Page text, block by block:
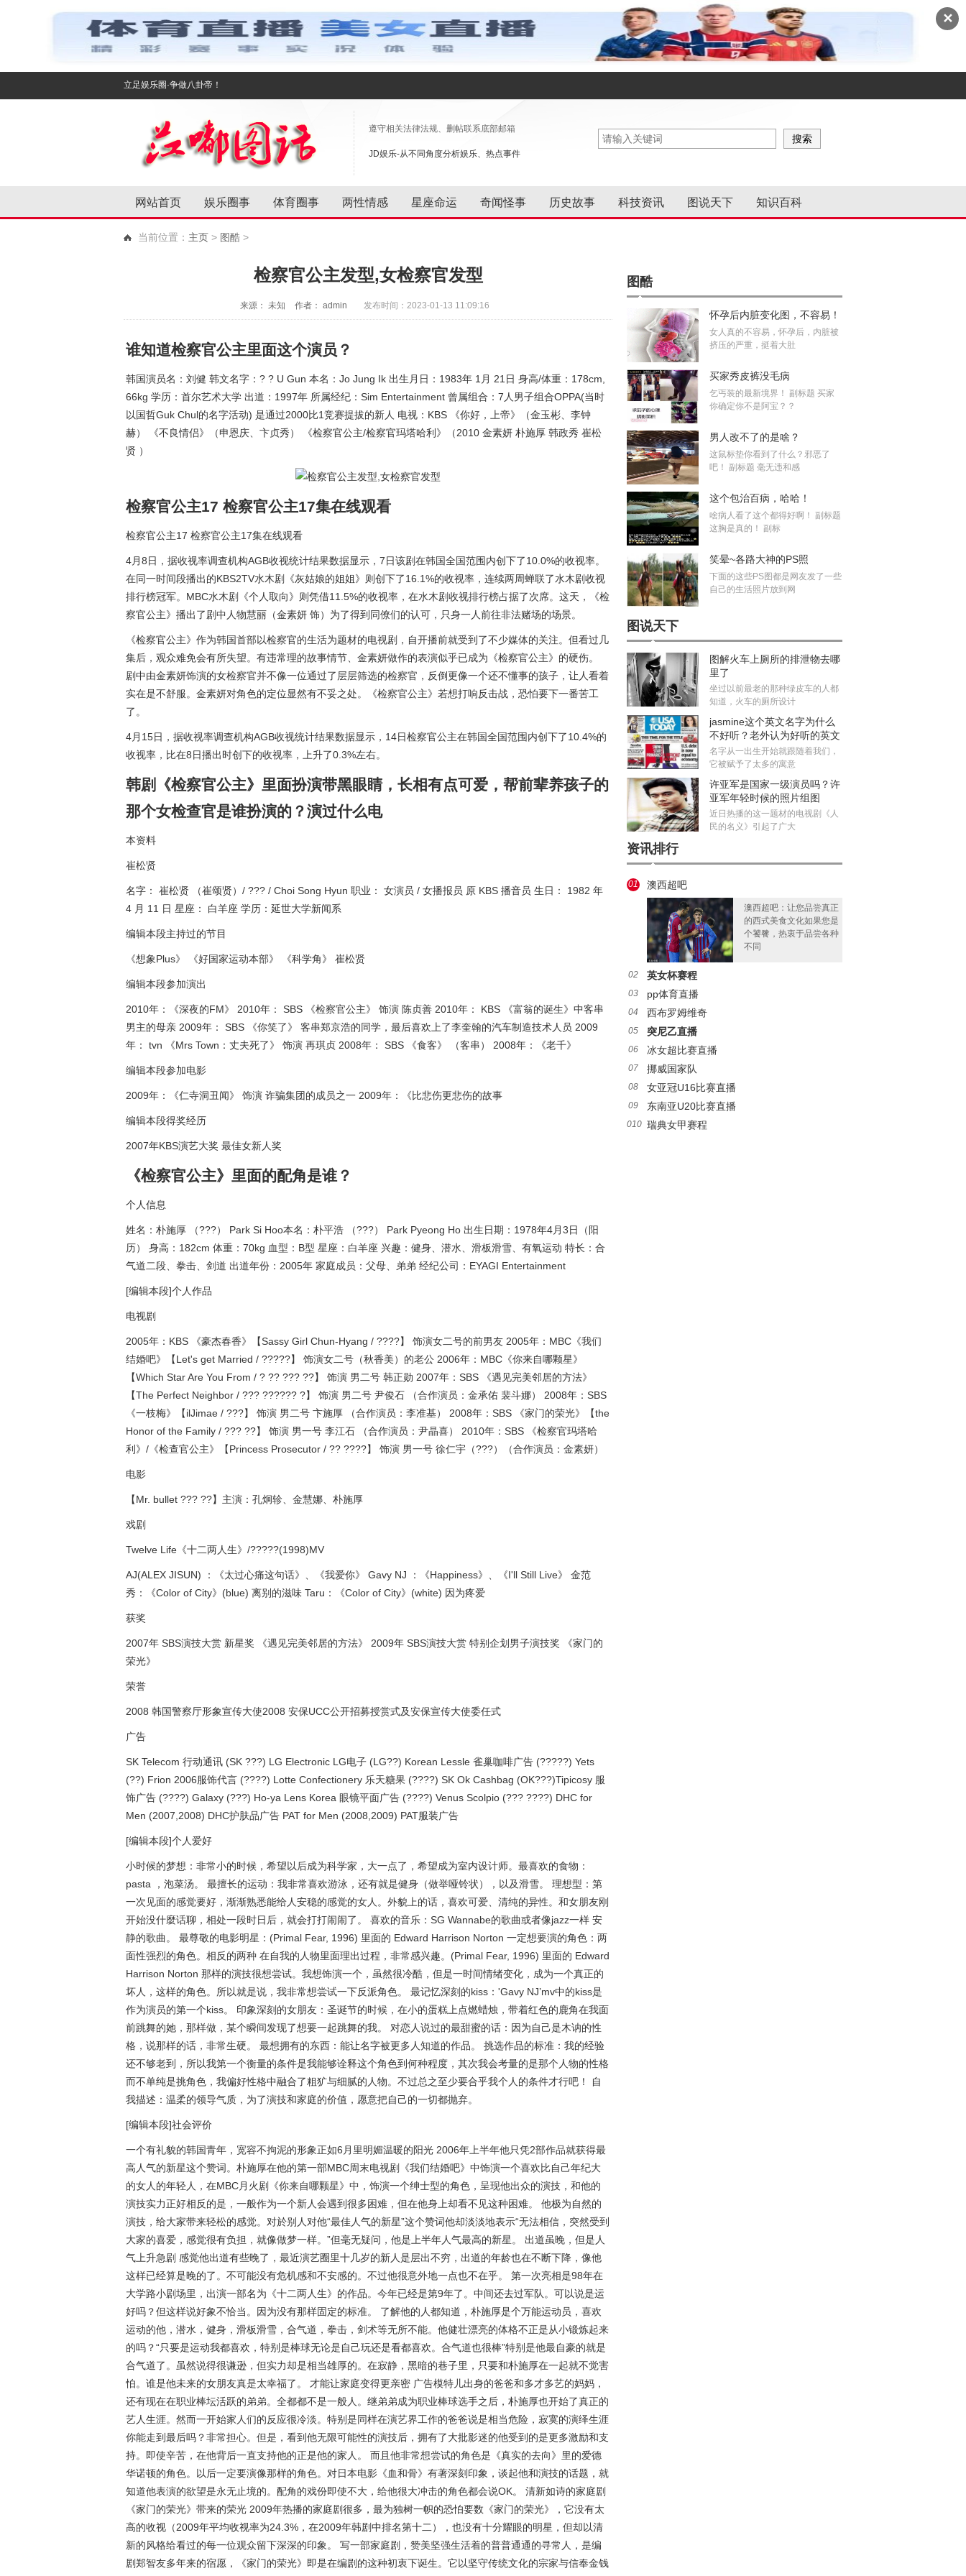
✕
立足娱乐圈·争做八卦帝！
遵守相关法律法规、删帖联系底部邮箱
JD娱乐-从不同角度分析娱乐、热点事件
网站首页 娱乐圈事 体育圈事 两性情感 星座命运 奇闻怪事 历史故事 科技资讯 图说天下 知识百科
当前位置： 主页 > 图酷 >
检察官公主发型,女检察官发型
来源： 未知 作者： admin 发布时间：2023-01-13 11:09:16
谁知道检察官公主里面这个演员？
韩国演员名：刘健 韩文名字：? ? U Gun 本名：Jo Jung Ik 出生月日：1983年 1月 21日 身高/体重：178cm,
66kg 学历：首尔艺术大学 出道：1997年 所属经纪：Sim Entertainment 曾属组合：7人男子组合OPPA(当时
以国哲Guk Chul的名字活动) 是通过2000比1竞赛提拔的新人 电视：KBS 《你好，上帝》（金玉彬、李钟
赫） 《不良情侣》（申恩庆、卞贞秀） 《检察官公主/检察官玛塔哈利》（2010 金素妍 朴施厚 韩政秀 崔松
贤 ）
检察官公主17 检察官公主17集在线观看
检察官公主17 检察官公主17集在线观看
4月8日，据收视率调查机构AGB收视统计结果数据显示，7日该剧在韩国全国范围内创下了10.0%的收视率。
在同一时间段播出的KBS2TV水木剧《灰姑娘的姐姐》则创下了16.1%的收视率，连续两周蝉联了水木剧收视
排行榜冠军。MBC水木剧《个人取向》则凭借11.5%的收视率，在水木剧收视排行榜占据了次席。这天，《检
察官公主》播出了剧中人物慧丽（金素妍 饰）为了得到同僚们的认可，只身一人前往非法赌场的场景。
《检察官公主》作为韩国首部以检察官的生活为题材的电视剧，自开播前就受到了不少媒体的关注。但看过几
集后，观众难免会有所失望。有违常理的故事情节、金素妍做作的表演似乎已成为《检察官公主》的硬伤。
剧中由金素妍饰演的女检察官并不像一位通过了层层筛选的检察官，反倒更像一个还不懂事的孩子，让人看着
实在是不舒服。金素妍对角色的定位显然有不妥之处。《检察官公主》若想打响反击战，恐怕要下一番苦工
了。
4月15日，据收视率调查机构AGB收视统计结果数据显示，14日检察官公主在韩国全国范围内创下了10.4%的
收视率，比在8日播出时创下的收视率，上升了0.3%左右。
韩剧《检察官公主》里面扮演带黑眼睛，长相有点可爱，帮前辈养孩子的
那个女检查官是谁扮演的？演过什么电
本资料
崔松贤
名字： 崔松贤 （崔颂贤）/ ??? / Choi Song Hyun 职业： 女演员 / 女播报员 原 KBS 播音员 生日： 1982 年
4 月 11 日 星座： 白羊座 学历：延世大学新闻系
编辑本段主持过的节目
《想象Plus》 《好国家运动本部》 《科学角》 崔松贤
编辑本段参加演出
2010年：《深夜的FM》 2010年： SBS 《检察官公主》 饰演 陈贞善 2010年： KBS 《富翁的诞生》中客串
男主的母亲 2009年： SBS 《你笑了》 客串郑京浩的同学，最后喜欢上了李奎翰的汽车制造技术人员 2009
年： tvn 《Mrs Town：丈夫死了》 饰演 再琪贞 2008年： SBS 《食客》 （客串） 2008年：《老千》
编辑本段参加电影
2009年：《仁寺洞丑闻》 饰演 诈骗集团的成员之一 2009年：《比悲伤更悲伤的故事
编辑本段得奖经历
2007年KBS演艺大奖 最佳女新人奖
《检察官公主》里面的配角是谁？
个人信息
姓名：朴施厚 （???） Park Si Hoo本名：朴平浩 （???） Park Pyeong Ho 出生日期：1978年4月3日（阳
历） 身高：182cm 体重：70kg 血型：B型 星座：白羊座 兴趣：健身、潜水、滑板滑雪、有氧运动 特长：合
气道二段、拳击、剑道 出道年份：2005年 家庭成员：父母、弟弟 经纪公司：EYAGI Entertainment
[编辑本段]个人作品
电视剧
2005年：KBS 《豪杰春香》【Sassy Girl Chun-Hyang / ????】 饰演女二号的前男友 2005年：MBC《我们
结婚吧》【Let's get Married / ?????】 饰演女二号（秋香美）的老公 2006年：MBC《你来自哪颗星》
【Which Star Are You From / ? ?? ??? ??】 饰演 男二号 韩正勋 2007年：SBS 《遇见完美邻居的方法》
【The Perfect Neighbor / ??? ?????? ?】 饰演 男二号 尹俊石 （合作演员：金承佑 裴斗娜） 2008年：SBS
《一枝梅》【ilJimae / ???】 饰演 男二号 卞施厚 （合作演员：李准基） 2008年：SBS 《家门的荣光》【the
Honor of the Family / ??? ??】 饰演 男一号 李江石 （合作演员：尹晶喜） 2010年：SBS 《检察官玛塔哈
利》/《检查官公主》【Princess Prosecutor / ?? ????】 饰演 男一号 徐仁宇（???）（合作演员：金素妍）
电影
【Mr. bullet ??? ??】主演：孔炯轸、金慧娜、朴施厚
戏剧
Twelve Life《十二两人生》/?????(1998)MV
AJ(ALEX JISUN) ：《太过心痛这句话》、《我爱你》 Gavy NJ ：《Happiness》、《I'll Still Live》 金范
秀：《Color of City》(blue) 离别的滋味 Taru：《Color of City》(white) 因为疼爱
获奖
2007年 SBS演技大赏 新星奖 《遇见完美邻居的方法》 2009年 SBS演技大赏 特别企划男子演技奖 《家门的
荣光》
荣誉
2008 韩国警察厅形象宣传大使2008 安保UCC公开招募授赏式及安保宣传大使委任式
广告
SK Telecom 行动通讯 (SK ???) LG Electronic LG电子 (LG??) Korean Lessle 雀巢咖啡广告 (?????) Yets
(??) Frion 2006服饰代言 (????) Lotte Confectionery 乐天糖果 (????) SK Ok Cashbag (OK???)Tipicosy 服
饰广告 (????) Galaxy (???) Ho-ya Lens Korea 眼镜平面广告 (????) Venus Scolpio (??? ????) DHC for
Men (2007,2008) DHC护肤品广告 PAT for Men (2008,2009) PAT服装广告
[编辑本段]个人爱好
小时候的梦想：非常小的时候，希望以后成为科学家，大一点了，希望成为室内设计师。最喜欢的食物：
pasta ，泡菜汤。 最擅长的运动：我非常喜欢游泳，还有就是健身（做举哑铃状），以及滑雪。 理想型：第
一次见面的感觉要好，渐渐熟悉能给人安稳的感觉的女人。外貌上的话，喜欢可爱、清纯的异性。和女朋友刚
开始没什麼话聊，相处一段时日后，就会打打闹闹了。 喜欢的音乐：SG Wannabe的歌曲或者像jazz一样 安
静的歌曲。 最尊敬的电影明星：(Primal Fear, 1996) 里面的 Edward Harrison Norton 一定想要演的角色：两
面性强烈的角色。相反的两种 在自我的人物里面理出过程，非常感兴趣。(Primal Fear, 1996) 里面的 Edward
Harrison Norton 那样的演技很想尝试。我想饰演一个，虽然很冷酷，但是一时间情绪变化，成为一个真正的
坏人，这样的角色。所以就是说，我非常想尝试一下反派角色。 最记忆深刻的kiss：'Gavy NJ’mv中的kiss是
作为演员的第一个kiss。 印象深刻的女朋友：圣诞节的时候，在小的蛋糕上点燃蜡烛，带着红色的鹿角在我面
前跳舞的她，那样做，某个瞬间发现了想要一起跳舞的我。 对恋人说过的最甜蜜的话：因为自己是木讷的性
格，说那样的话，非常生硬。 最想拥有的东西：能让名字被更多人知道的作品。 挑选作品的标准：我的经验
还不够老到，所以我第一个衡量的条件是我能够诠释这个角色到何种程度，其次我会考量的是那个人物的性格
而不单纯是挑角色，我偏好性格中融合了粗犷与细腻的人物。不过总之至少要合乎我个人的条件才行吧！ 自
我描述：温柔的领导气质，为了演技和家庭的价值，愿意把自己的一切都抛弃。
[编辑本段]社会评价
一个有礼貌的韩国青年，宽容不拘泥的形象正如6月里明媚温暖的阳光 2006年上半年他只凭2部作品就获得最
高人气的新星这个赞词。朴施厚在他的第一部MBC周末电视剧《我们结婚吧》中饰演一个喜欢比自己年纪大
的女人的年轻人，在MBC月火剧《你来自哪颗星》中，饰演一个绅士型的角色，呈现他出众的演技，和他的
演技实力正好相反的是，一般作为一个新人会遇到很多困难，但在他身上却看不见这种困难。 他极为自然的
演技，给大家带来轻松的感觉。对於别人对他“最佳人气的新星”这个赞词他却淡淡地表示“无法相信，突然受到
大家的喜爱，感觉很有负担，就像做梦一样。”但毫无疑问，他是上半年人气最高的新星。 出道虽晚，但是人
气上升急剧 感觉他出道有些晚了，最近演艺圈里十几岁的新人是层出不穷，出道的年龄也在不断下降，像他
这样已经算是晚的了。不可能没有危机感和不安感的。不过他很意外地一点也不在乎。 第一次亮相是98年在
大学路小剧场里，出演一部名为《十二两人生》的作品。今年已经是第9年了。中间还去过军队。可以说是运
好吗？但这样说好象不恰当。因为没有那样固定的标准。 了解他的人都知道，朴施厚是个万能运动员，喜欢
运动的他，潜水，健身，滑板滑雪，合气道，拳击，剑术等无所不能。他健壮漂亮的体格不正是从小锻炼起来
的吗？“只要是运动我都喜欢，特别是棒球无论是自己玩还是看都喜欢。合气道也很棒”特别是他最自豪的就是
合气道了。虽然说得很谦逊，但实力却是相当雄厚的。在寂静，黑暗的巷子里，只要和朴施厚在一起就不觉害
怕。谁是他未来的女朋友真是太幸福了。 才能让家庭变得更亲密 广告模特儿出身的爸爸和多才多艺的妈妈，
还有现在在职业棒坛活跃的弟弟。全都都不是一般人。继弟弟成为职业棒球选手之后，朴施厚也开始了真正的
艺人生涯。然而一开始家人们的反应很冷淡。特别是同样在演艺界工作的爸爸说是相当危险，寂寞的演绎生涯
你能走到最后吗？非常担心。但是，看到他无限可能性的演技后，拥有了大批影迷的他受到的是更多激励和支
持。即使辛苦，在他背后一直支持他的正是他的家人。 而且他非常想尝试的角色是《真实的去向》里的爱德
华诺顿的角色。以后一定要演像那样的角色。对日本电影《血和骨》有著深刻印象，谈起他和演技的话题，就
知道他表演的欲望是永无止境的。配角的戏份即使不大，给他很大冲击的角色都会说OK。 清新如诗的家庭剧
《家门的荣光》带来的荣光 2009年热播的家庭剧很多，最为独树一帜的恐怕要数《家门的荣光》，它没有太
高的收视（2009年平均收视率为24.3%，在2009年韩剧中排名第十二），也没有十分耀眼的明星，但却以清
新的风格给看过的每一位观众留下深深的印象。 写一部家庭剧，赞美坚强生活着的普普通通的寻常人，是编
剧郑智友多年来的宿愿，《家门的荣光》即是在编剧的这种初衷下诞生。它以坚守传统文化的宗家与信奉金钱
图酷
怀孕后内脏变化图，不容易！
女人真的不容易，怀孕后，内脏被
挤压的严重，挺着大肚
买家秀皮裤没毛病
乞丐装的最新境界！ 副标题 买家
你确定你不是阿宝？？
男人改不了的是啥？
这鼠标垫你看到了什么？邪恶了
吧！ 副标题 毫无违和感
这个包治百病，哈哈！
啥病人看了这个都得好啊！ 副标题
这胸是真的！ 副标
笑晕~各路大神的PS照
下面的这些PS图都是网友发了一些
自己的生活照片放到网
图说天下
图解火车上厕所的排泄物去哪
里了
坐过以前最老的那种绿皮车的人都
知道，火车的厕所设计
jasmine这个英文名字为什么
不好听？老外认为好听的英文
名有哪些
名字从一出生开始就跟随着我们，
它被赋予了太多的寓意
许亚军是国家一级演员吗？许
亚军年轻时候的照片组图
近日热播的这一题材的电视剧《人
民的名义》引起了广大
资讯排行
01 澳西超吧
澳西超吧：让您品尝真正
的西式美食文化如果您是
个饕餮，热衷于品尝各种
不同
02 英女杯赛程
03 pp体育直播
04 西布罗姆维奇
05 突尼乙直播
06 冰女超比赛直播
07 挪威国家队
08 女亚冠U16比赛直播
09 东南亚U20比赛直播
010 瑞典女甲赛程